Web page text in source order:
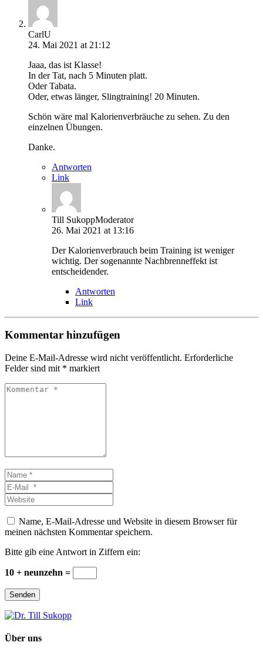
CarlU
24. Mai 2021 at 21:12
Jaaa, das ist Klasse!
In der Tat, nach 5 Minuten platt.
Oder Tabata.
Oder, etwas länger, Slingtraining! 20 Minuten.
Schön wäre mal Kalorienverbräuche zu sehen. Zu den
einzelnen Übungen.
Danke.
Antworten
Link
Till SukoppModerator
26. Mai 2021 at 13:16
Der Kalorienverbrauch beim Training ist weniger
wichtig. Der sogenannte Nachbrenneffekt ist
entscheidender.
Antworten
Link
Kommentar hinzufügen
Deine E-Mail-Adresse wird nicht veröffentlicht. Erforderliche
Felder sind mit * markiert
Kommentar
Name
*E-
Mail
*
Website
Name, E-Mail-Adresse und Website in diesem Browser für
meinen nächsten Kommentar speichern.
Bitte gib eine Antwort in Ziffern ein:
10 + neunzehn =
Senden
Über uns